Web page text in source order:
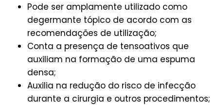
Pode ser amplamente utilizado como
degermante tópico de acordo com as
recomendações de utilização;
Conta a presença de tensoativos que
auxiliam na formação de uma espuma
densa;
Auxilia na redução do risco de infecção
durante a cirurgia e outros procedimentos;